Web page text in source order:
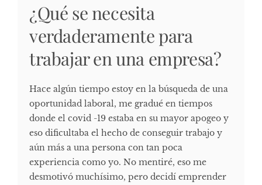
¿Qué se necesita
verdaderamente para
trabajar en una empresa?
Hace algún tiempo estoy en la búsqueda de una
oportunidad laboral, me gradué en tiempos
donde el covid -19 estaba en su mayor apogeo y
eso dificultaba el hecho de conseguir trabajo y
aún más a una persona con tan poca
experiencia como yo. No mentiré, eso me
desmotivó muchísimo, pero decidí emprender